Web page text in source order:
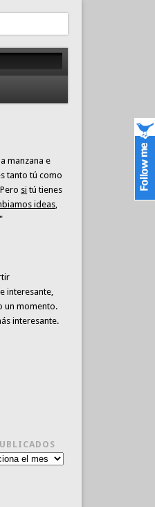
manzana e
tanto tú como
si tú tienes
ideas,
interesante,
un momento.
interesante.